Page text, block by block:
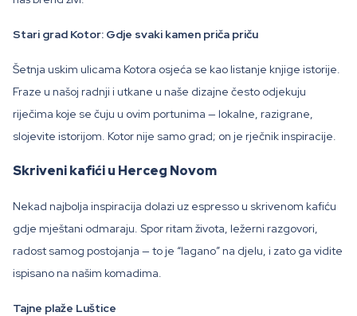
Stari grad Kotor: Gdje svaki kamen priča priču
Šetnja uskim ulicama Kotora osjeća se kao listanje knjige istorije.
Fraze u našoj radnji i utkane u naše dizajne često odjekuju
riječima koje se čuju u ovim portunima — lokalne, razigrane,
slojevite istorijom. Kotor nije samo grad; on je rječnik inspiracije.
Skriveni kafići u Herceg Novom
Nekad najbolja inspiracija dolazi uz espresso u skrivenom kafiću
gdje mještani odmaraju. Spor ritam života, ležerni razgovori,
radost samog postojanja — to je “lagano” na djelu, i zato ga vidite
ispisano na našim komadima.
Tajne plaže Luštice